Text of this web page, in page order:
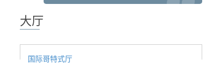
Vasari Corridor
大厅
国际哥特式厅